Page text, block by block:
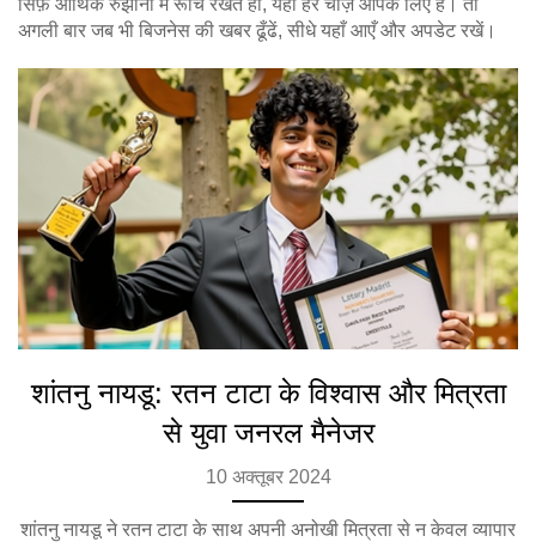
सिर्फ़ आर्थिक रुझानों में रूचि रखते हों, यहाँ हर चीज़ आपके लिए है। तो
अगली बार जब भी बिजनेस की खबर ढूँढें, सीधे यहाँ आएँ और अपडेट रखें।
शांतनु नायडू: रतन टाटा के विश्वास और मित्रता
से युवा जनरल मैनेजर
10 अक्तूबर 2024
शांतनु नायडू ने रतन टाटा के साथ अपनी अनोखी मित्रता से न केवल व्यापार